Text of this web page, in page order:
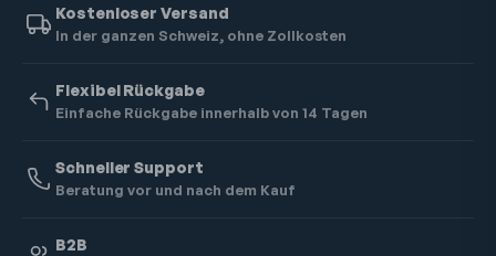
Kostenloser Versand
In der ganzen Schweiz, ohne Zollkosten
Flexibel Rückgabe
Einfache Rückgabe innerhalb von 14 Tagen
Schneller Support
Beratung vor und nach dem Kauf
B2B